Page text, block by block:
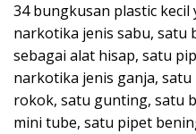
34 bungkusan plastic
narkotika jenis sabu, satu
sebagai alat hisap, satu
narkotika jenis ganja,
rokok, satu gunting, satu
mini tube, satu pipet